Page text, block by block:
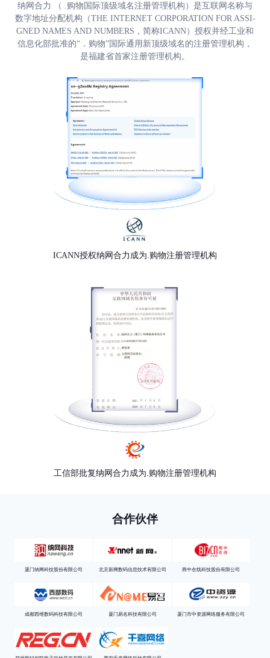
纳网合力 （ .购物国际顶级域名注册管理机构）是互联网名称与
数字地址分配机构（THE INTERNET CORPORATION FOR ASSI-
GNED NAMES AND NUMBERS，简称ICANN）授权并经工业和
信息化部批准的“．购物”国际通用新顶级域名的注册管理机构，
是福建省首家注册管理机构。
ICANN授权纳网合力成为.购物注册管理机构
工信部批复纳网合力成为.购物注册管理机构
合作伙伴
厦门纳网科技股份有限公司 北京新网数码信息技术有限公司 商中在线科技股份有限公司
成都西维数码科技有限公司 厦门易名科技有限公司 厦门市中资源网络服务有限公司